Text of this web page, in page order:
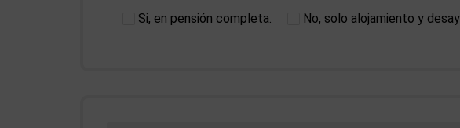
Si, en pensión completa. No, solo alojamiento y